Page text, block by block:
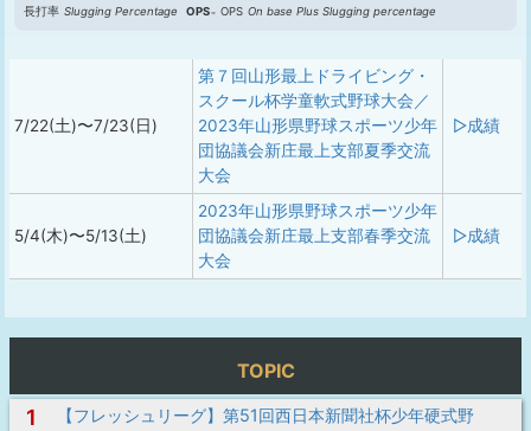
長打率 Slugging Percentage OPS OPS On base Plus Slugging percentage
7/22(土)〜7/23(日)
第７回山形最上ドライビング・
スクール杯学童軟式野球大会／
2023年山形県野球スポーツ少年
団協議会新庄最上支部夏季交流
大会
▷成績
5/4(木)〜5/13(土)
2023年山形県野球スポーツ少年
団協議会新庄最上支部春季交流
大会
▷成績
TOPIC
1
【フレッシュリーグ】第51回西日本新聞社杯少年硬式野